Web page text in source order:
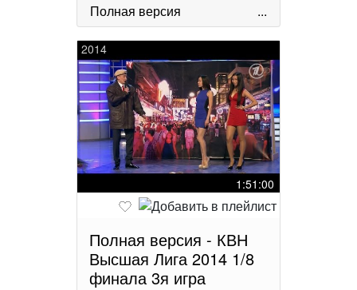
Полная версия ...
2014
1:51:00
Полная версия - КВН
Высшая Лига 2014 1/8
финала 3я игра